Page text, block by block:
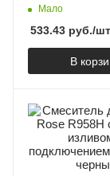
фильтра,
Мало
533.43 руб./шт
В